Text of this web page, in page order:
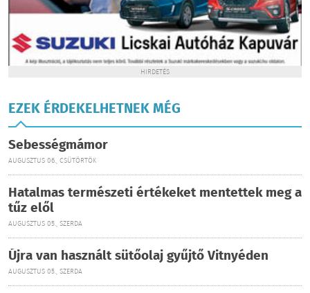
HIRDETÉS
EZEK ÉRDEKELHETNEK MÉG
Sebességmámor
AUGUSZTUS 06., CSÜTÖRTÖK
Hatalmas természeti értékeket mentettek meg a
tűz elől
AUGUSZTUS 05., SZERDA
Újra van használt sütőolaj gyűjtő Vitnyéden
AUGUSZTUS 05., SZERDA